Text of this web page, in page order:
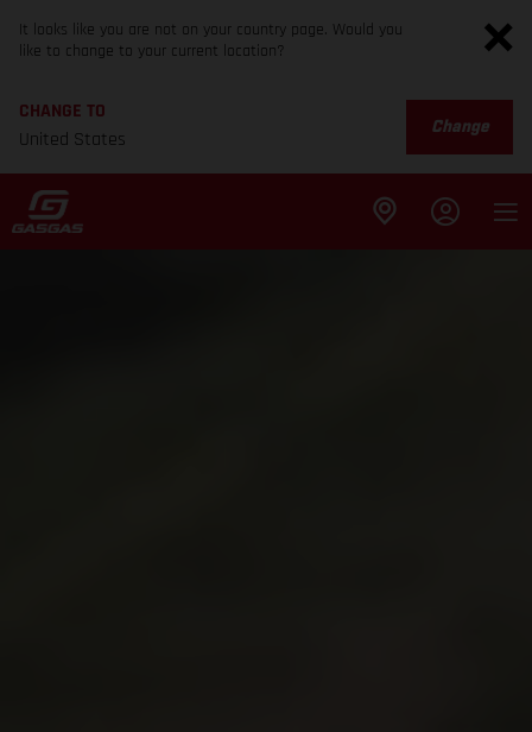
It looks like you are not on your country page. Would you
like to change to your current location?
CHANGE TO
United States
Change